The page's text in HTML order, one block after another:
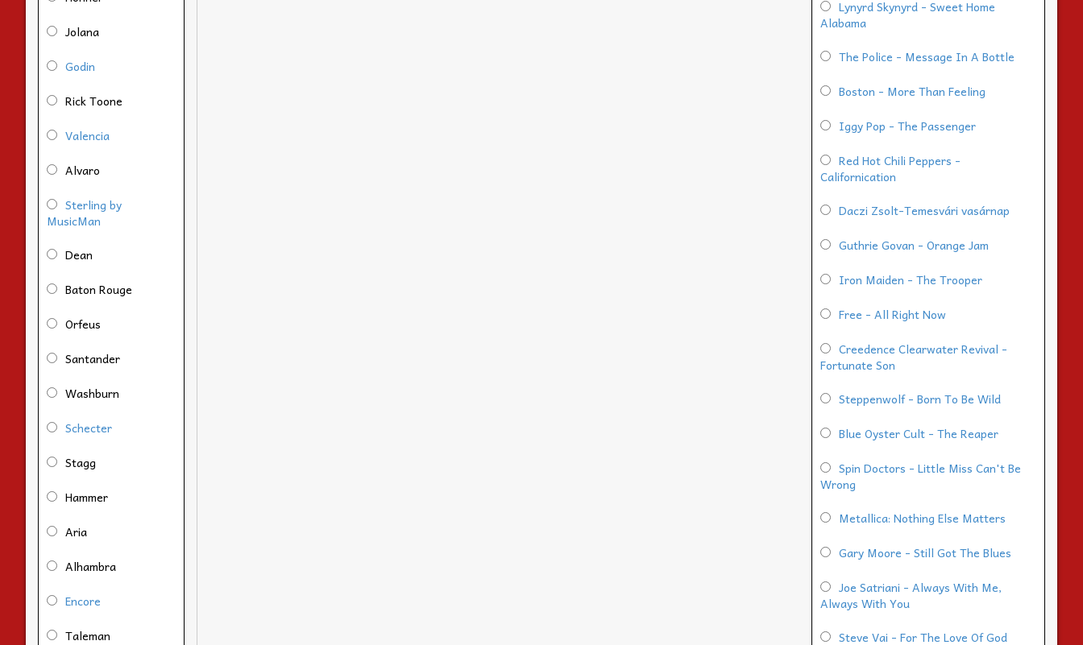
Jolana
Godin
Rick Toone
Valencia
Alvaro
Sterling by
MusicMan
Dean
Baton Rouge
Orfeus
Santander
Washburn
Schecter
Stagg
Hammer
Aria
Alhambra
Encore
Taleman
Lynyrd Skynyrd - Sweet Home
Alabama
The Police - Message In A Bottle
Boston - More Than Feeling
Iggy Pop - The Passenger
Red Hot Chili Peppers -
Californication
Daczi Zsolt-Temesvári vasárnap
Guthrie Govan - Orange Jam
Iron Maiden - The Trooper
Free - All Right Now
Creedence Clearwater Revival -
Fortunate Son
Steppenwolf - Born To Be Wild
Blue Oyster Cult - The Reaper
Spin Doctors - Little Miss Can't Be
Wrong
Metallica: Nothing Else Matters
Gary Moore - Still Got The Blues
Joe Satriani - Always With Me,
Always With You
Steve Vai - For The Love Of God